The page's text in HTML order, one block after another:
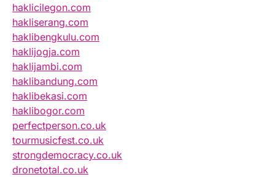
haklicilegon.com
hakliserang.com
haklibengkulu.com
haklijogja.com
haklijambi.com
haklibandung.com
haklibekasi.com
haklibogor.com
perfectperson.co.uk
tourmusicfest.co.uk
strongdemocracy.co.uk
dronetotal.co.uk